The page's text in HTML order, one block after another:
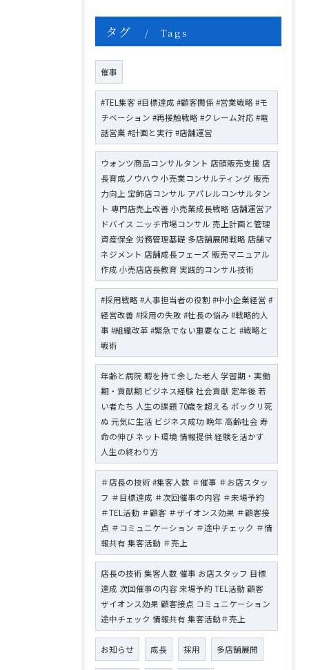
タグ Tags
催事
#TEL集客 #目標達成 #顧客関係 #営業戦略 #モ
チベーション #再接触戦略 #クレーム対応 #電
話営業 #計画と実行 #店舗運営
ウォンツ商品コンサルタント 店頭販売支援 店
長育成ノウハウ 小売業コンサルティング 販売
力向上 宝飾店コンサル アパレルコンサルタン
ト 専門店売上改善 小売業成長戦略 店舗運営ア
ドバイス ニッチ市場コンサル 売上計画と管理
資産保全 労務管理基礎 多店舗展開戦略 店舗マ
ネジメント 店舗成長フェーズ 販売マニュアル
作成 小売店店長教育 実践的コンサル技術
#採用戦略 #人事担当者の役割 #中小企業経営 #
経営改善 #採用の失敗 #社長の悩み #戦略的人
事 #組織改革 #緊急でない重要なこと #戦略と
戦術
年齢と病院 暇を持て余した老人 学習期・実働
期・貢献期 ビジネス経験 社会貢献 定年後 若
い者たち 人生の課題 70歳を超える ポックリ死
ぬ 元気に生活 ビジネス成功 晩年 高齢社会 寿
命の伸び ネット環境 情報提供 経験を活かす
人生の終わり方
＃店長の技術 #集客人数 ＃催事 ＃お店スタッ
フ ＃目標達成 ＃次回催事の内容 ＃来場予約
＃TEL活動 ＃顧客 ＃ザイオンス効果 ＃顧客接
点 ＃コミュニケーション ＃途中チェック ＃情
報共有 集客活動 ＃売上
店長の技術 集客人数 催事 お店スタッフ 目標
達成 次回催事の内容 来場予約 TEL活動 顧客
ザイオンス効果 顧客接点 コミュニケーション
途中チェック 情報共有 集客活動＃売上
お知らせ 成長 採用 多店舗展開